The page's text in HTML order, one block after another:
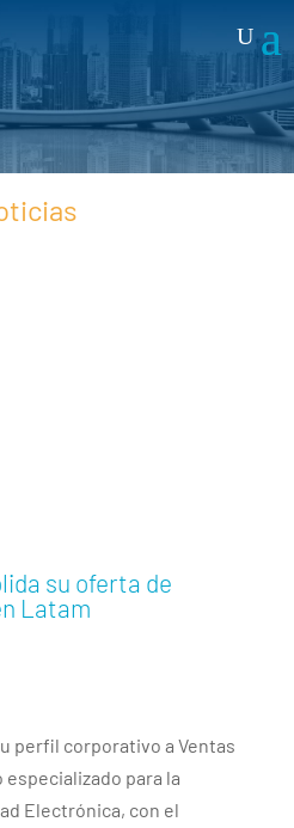
su oferta de
Latam
perfil corporativo a Ventas
para la
Electrónica, con el